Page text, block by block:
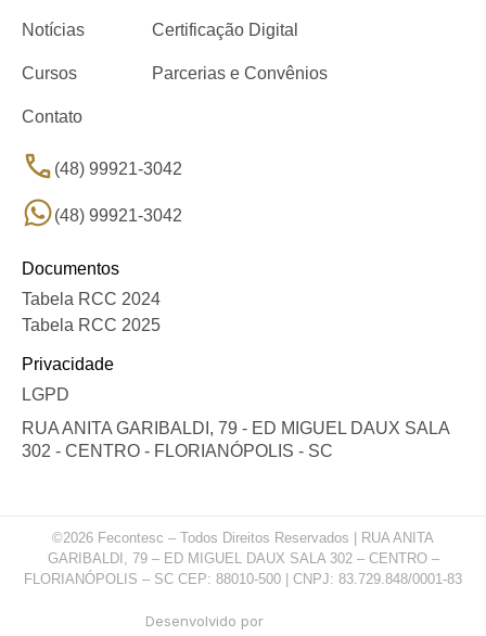
Notícias Certificação Digital
Cursos Parcerias e Convênios
Contato
(48) 99921-3042
(48) 99921-3042
Documentos
Tabela RCC 2024
Tabela RCC 2025
Privacidade
LGPD
RUA ANITA GARIBALDI, 79 - ED MIGUEL DAUX SALA
302 - CENTRO - FLORIANÓPOLIS - SC
©2026 Fecontesc – Todos Direitos Reservados | RUA ANITA
GARIBALDI, 79 – ED MIGUEL DAUX SALA 302 – CENTRO –
FLORIANÓPOLIS – SC CEP: 88010-500 | CNPJ: 83.729.848/0001-83
Desenvolvido por